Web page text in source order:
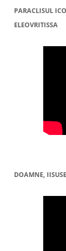
PARACLISUL
ELEOVRITISSA
DOAMNE,